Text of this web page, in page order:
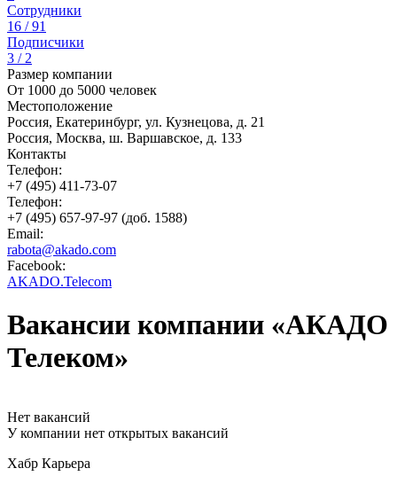
Сотрудники
16 / 91
Подписчики
3 / 2
Размер компании
От 1000 до 5000 человек
Местоположение
Россия, Екатеринбург, ул. Кузнецова, д. 21
Россия, Москва, ш. Варшавское, д. 133
Контакты
Телефон:
+7 (495) 411-73-07
Телефон:
+7 (495) 657-97-97 (доб. 1588)
Email:
rabota@akado.com
Facebook:
AKADO.Telecom
Вакансии компании «АКАДО
Телеком»
Нет вакансий
У компании нет открытых вакансий
Хабр Карьера